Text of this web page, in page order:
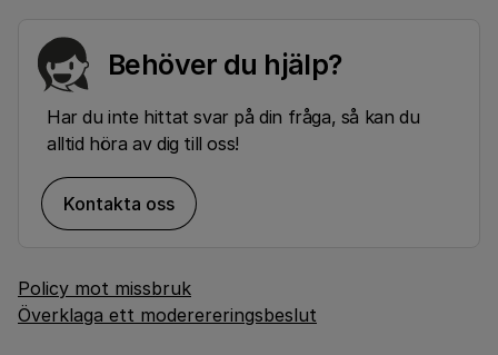
Behöver du hjälp?
Har du inte hittat svar på din fråga, så kan du
alltid höra av dig till oss!
Kontakta oss
Policy mot missbruk
Överklaga ett moderereringsbeslut